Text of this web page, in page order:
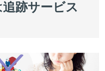
跡サービス